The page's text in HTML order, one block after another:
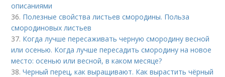
описаниями
36. Полезные свойства листьев смородины. Польза
смородиновых листьев
37. Когда лучше пересаживать черную смородину весной
или осенью. Когда лучше пересадить смородину на новое
место: осенью или весной, в каком месяце?
38.Черный перец, как выращивают. Как вырастить чёрный